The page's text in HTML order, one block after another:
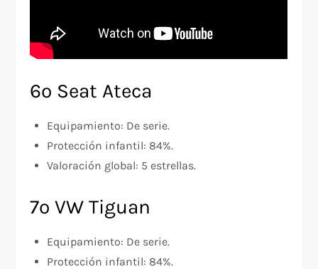
6º Seat Ateca
Equipamiento: De serie.
Protección infantil: 84%.
Valoración global: 5 estrellas.
7º VW Tiguan
Equipamiento: De serie.
Protección infantil: 84%.